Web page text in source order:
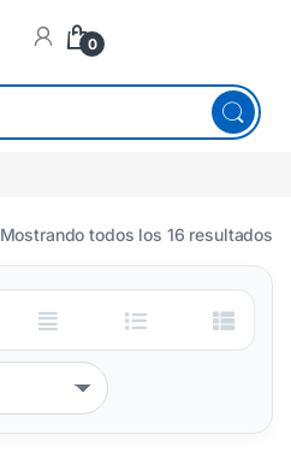
0
Mostrando todos los 16 resultados